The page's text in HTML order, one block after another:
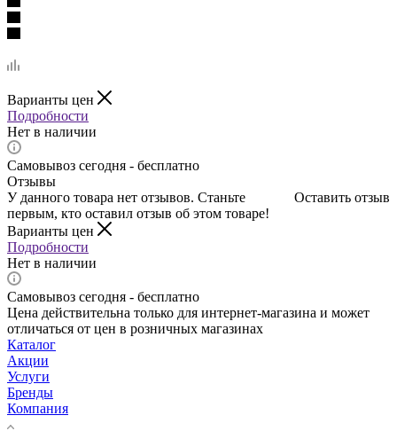
Варианты цен
Подробности
Нет в наличии
Самовывоз сегодня - бесплатно
Отзывы
Оставить отзыв
У данного товара нет отзывов. Станьте
первым, кто оставил отзыв об этом товаре!
Варианты цен
Подробности
Нет в наличии
Самовывоз сегодня - бесплатно
Цена действительна только для интернет-магазина и может
отличаться от цен в розничных магазинах
Каталог
Акции
Услуги
Бренды
Компания